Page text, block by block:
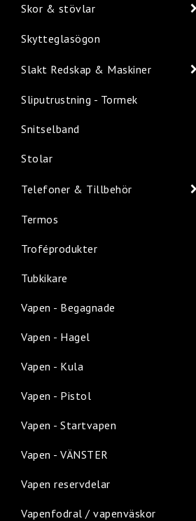
Skor & stövlar
Skytteglasögon
Slakt Redskap & Maskiner
Sliputrustning - Tormek
Snitselband
Stolar
Telefoner & Tillbehör
Termos
Troféprodukter
Tubkikare
Vapen - Begagnade
Vapen - Hagel
Vapen - Kula
Vapen - Pistol
Vapen - Startvapen
Vapen - VÄNSTER
Vapen reservdelar
Vapenfodral / vapenväskor